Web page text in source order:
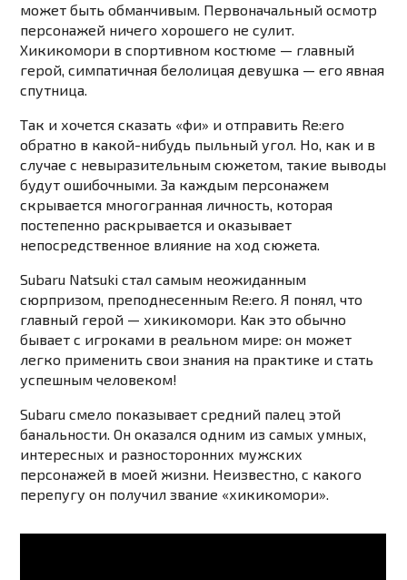
может быть обманчивым. Первоначальный осмотр
персонажей ничего хорошего не сулит.
Хикикомори в спортивном костюме — главный
герой, симпатичная белолицая девушка — его явная
спутница.
Так и хочется сказать «фи» и отправить Re:ero
обратно в какой-нибудь пыльный угол. Но, как и в
случае с невыразительным сюжетом, такие выводы
будут ошибочными. За каждым персонажем
скрывается многогранная личность, которая
постепенно раскрывается и оказывает
непосредственное влияние на ход сюжета.
Subaru Natsuki стал самым неожиданным
сюрпризом, преподнесенным Re:ero. Я понял, что
главный герой — хикикомори. Как это обычно
бывает с игроками в реальном мире: он может
легко применить свои знания на практике и стать
успешным человеком!
Subaru смело показывает средний палец этой
банальности. Он оказался одним из самых умных,
интересных и разносторонних мужских
персонажей в моей жизни. Неизвестно, с какого
перепугу он получил звание «хикикомори».